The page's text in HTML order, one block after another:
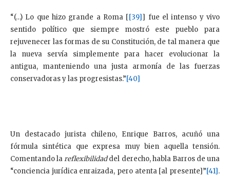
“(…) Lo que hizo grande a Roma [[39]] fue el intenso y vivo
sentido político que siempre mostró este pueblo para
rejuvenecer las formas de su Constitución, de tal manera que
la nueva servía simplemente para hacer evolucionar la
antigua, manteniendo una justa armonía de las fuerzas
conservadoras y las progresistas.”[40]
Un destacado jurista chileno, Enrique Barros, acuñó una
fórmula sintética que expresa muy bien aquella tensión.
Comentando lareflexibilidaddel derecho, habla Barros de una
“conciencia jurídica enraizada, pero atenta [al presente]”[41].